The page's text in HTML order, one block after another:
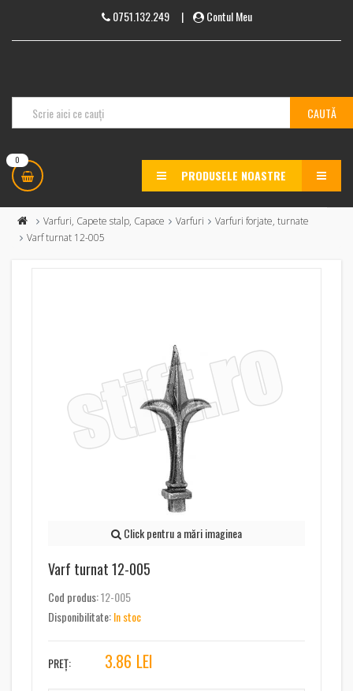
0751.132.249| Contul Meu
0
PRODUSELE NOASTRE MENU
Varfuri, Capete stalp, Capace Varfuri
Varfuri forjate, turnate
Varf turnat 12-005
Click pentru a mări imaginea
Varf turnat 12-005
Cod produs:12-005
Disponibilitate:In stoc
PREȚ: 3.86 LEI